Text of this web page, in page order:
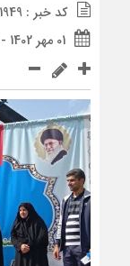
کد خبر : 11949
01 مهر 1402 - 0:19